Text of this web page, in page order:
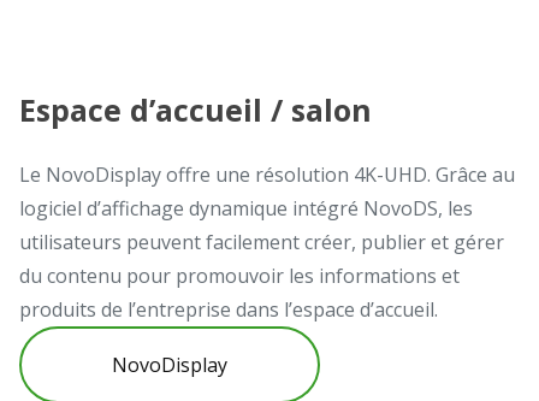
Espace d’accueil / salon
Le NovoDisplay offre une résolution 4K-UHD. Grâce au
logiciel d’affichage dynamique intégré NovoDS, les
utilisateurs peuvent facilement créer, publier et gérer
du contenu pour promouvoir les informations et
produits de l’entreprise dans l’espace d’accueil.
NovoDisplay